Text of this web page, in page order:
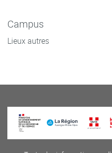
Campus
Lieux autres